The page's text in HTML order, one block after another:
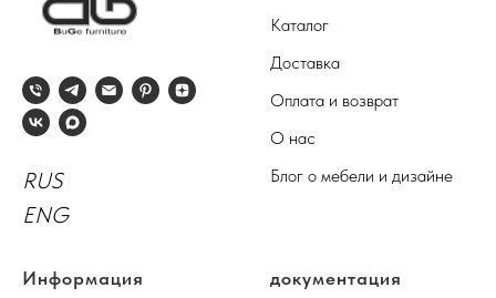
RUS
ENG
Каталог
Доставка
Оплата и возврат
О нас
Блог о мебели и дизайне
Информация документация